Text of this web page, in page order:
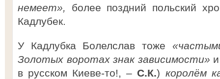
немеет», более поздний польский
Кадлубек.
У Кадлубка Болелслав тоже
Золотых воротах знак зависимости»
в русском Киеве-то!, – С.К.) королём